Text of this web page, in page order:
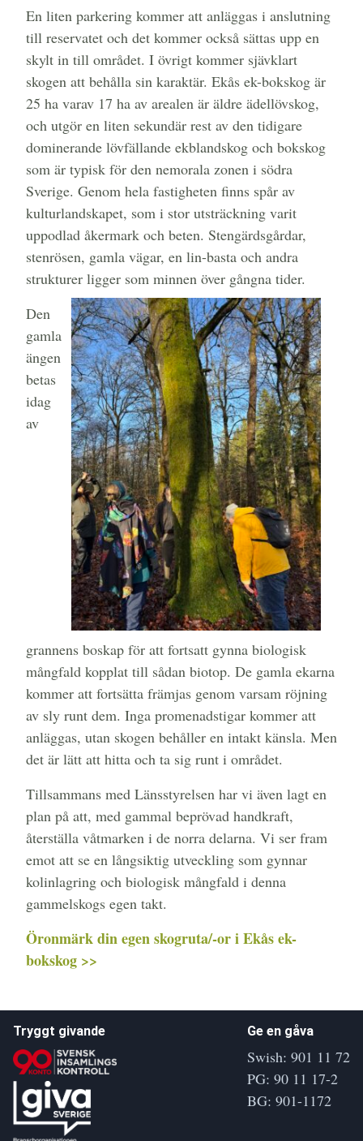
En liten parkering kommer att anläggas i anslutning
till reservatet och det kommer också sättas upp en
skylt in till området. I övrigt kommer sjävklart
skogen att behålla sin karaktär. Ekås ek-bokskog är
25 ha varav 17 ha av arealen är äldre ädellövskog,
och utgör en liten sekundär rest av den tidigare
dominerande lövfällande ekblandskog och bokskog
som är typisk för den nemorala zonen i södra
Sverige. Genom hela fastigheten finns spår av
kulturlandskapet, som i stor utsträckning varit
uppodlad åkermark och beten. Stengärdsgårdar,
stenrösen, gamla vägar, en lin-basta och andra
strukturer ligger som minnen över gångna tider.
Den
gamla
ängen
betas
idag
av
grannens boskap för att fortsatt gynna biologisk
mångfald kopplat till sådan biotop. De gamla ekarna
kommer att fortsätta främjas genom varsam röjning
av sly runt dem. Inga promenadstigar kommer att
anläggas, utan skogen behåller en intakt känsla. Men
det är lätt att hitta och ta sig runt i området.
Tillsammans med Länsstyrelsen har vi även lagt en
plan på att, med gammal beprövad handkraft,
återställa våtmarken i de norra delarna. Vi ser fram
emot att se en långsiktig utveckling som gynnar
kolinlagring och biologisk mångfald i denna
gammelskogs egen takt.
Öronmärk din egen skogruta/-or i Ekås ek-
bokskog >>
Tryggt givande Ge en gåva
Swish: 901 11 72
PG: 90 11 17-2
BG: 901-1172